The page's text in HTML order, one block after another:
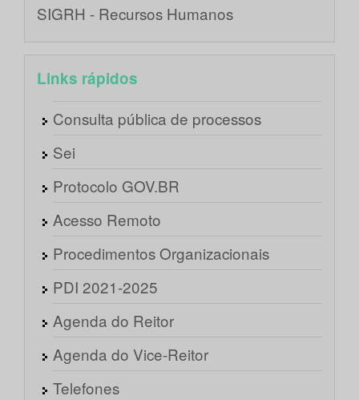
SIGRH - Recursos Humanos
Links rápidos
Consulta pública de processos
Sei
Protocolo GOV.BR
Acesso Remoto
Procedimentos Organizacionais
PDI 2021-2025
Agenda do Reitor
Agenda do Vice-Reitor
Telefones